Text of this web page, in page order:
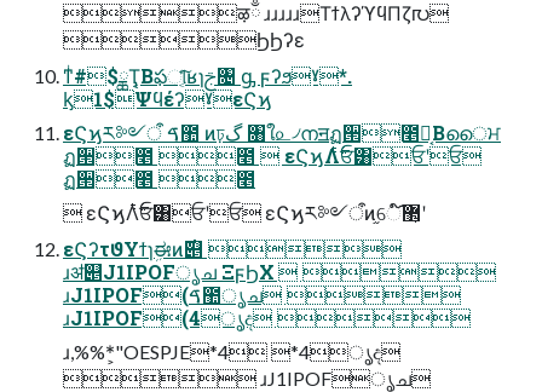
ऴྃ ɹɹɹɹɹΤϯλʔϓϥΠζ൛
ϦϦʔε
ͳͥ#$ྖҬ͔Βఫୀ͔ͨ͠ʁɿࢢ৔ ᶃ ϝʔϧˠ*.
ᶄ1$ΨϥέʔˠεϚϗ
εϚϗར༻ऀ ࠃ಺ ͷঢ়گ ৘ใ௨৴നॻฏ੒೥൛͔Βൈਮ
ฏ੒೥ ೥  εϚϗΛ࣋ͭਓ͸ਓʹਓ
ฏ੒೥ ೥
 εϚϗΛ࣋ͭਓ͸ਓʹਓ εϚϗར༻ऀͷ֦େ܏޲͕໌֬ʹ
εϚʔτϑΥϯɿܹಈͷ࣌୅ 
ɹॳ୅J1IPOFൃച ΞϝϦΧ  
ɹJ1IPOF(ࠃ಺ൃച 
ɹJ1IPOF(4ൃද 
ɹ,%%*͕"OESPJE*4 *4ൃද
 ɹJ1IPOFൃച